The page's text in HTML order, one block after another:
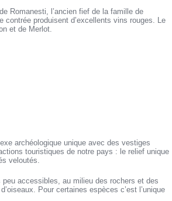
Romanesti, l’ancien fief de la famille de
contrée produisent d’excellents vins rouges. Le
et de Merlot.
archéologique unique avec des vestiges
touristiques de notre pays : le relief unique
veloutés.
accessibles, au milieu des rochers et des
Pour certaines espèces c’est l’unique